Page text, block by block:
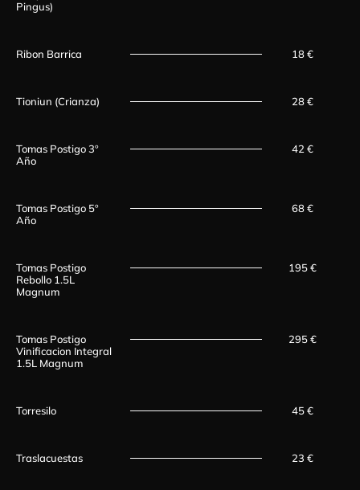
Pingus)
Ribon Barrica 18 €
Tioniun (Crianza) 28 €
Tomas Postigo 3º
Año
42 €
Tomas Postigo 5º
Año
68 €
Tomas Postigo
Rebollo 1.5L
Magnum
195 €
Tomas Postigo
Vinificacion Integral
1.5L Magnum
295 €
Torresilo 45 €
Traslacuestas 23 €